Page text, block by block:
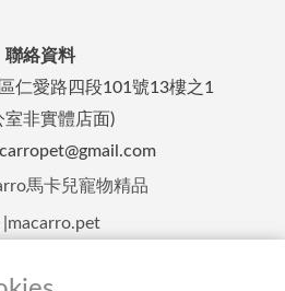
聯絡資料
仁愛路四段101號13樓之1
室非實體店面)
馬卡兒寵物精品
macarro.pet